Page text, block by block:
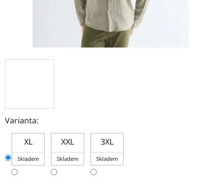
Varianta:
XL
Skladem
XXL
Skladem
3XL
Skladem